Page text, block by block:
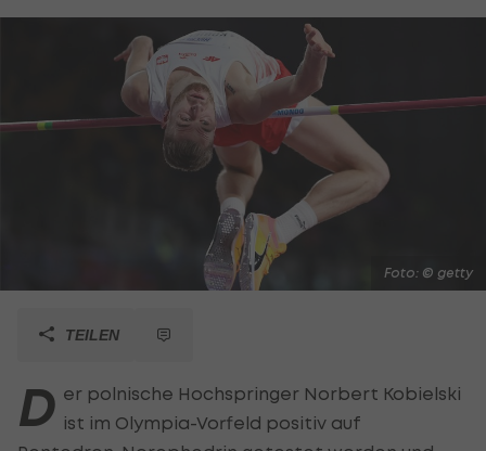
Foto: © getty
TEILEN
D er polnische Hochspringer Norbert Kobielski
ist im Olympia-Vorfeld positiv auf